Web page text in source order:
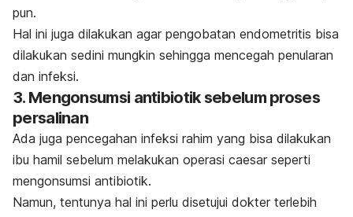
pun.
Hal ini juga dilakukan agar pengobatan endometritis bisa
dilakukan sedini mungkin sehingga mencegah penularan
dan infeksi.
3. Mengonsumsi antibiotik sebelum proses
persalinan
Ada juga pencegahan infeksi rahim yang bisa dilakukan
ibu hamil sebelum melakukan operasi caesar seperti
mengonsumsi antibiotik.
Namun, tentunya hal ini perlu disetujui dokter terlebih